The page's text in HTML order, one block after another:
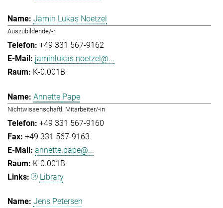
Jamin Lukas Noetzel
Auszubildende/-r
+49 331 567-9162
jaminlukas.noetzel@...
K-0.001B
Annette Pape
Nichtwissenschaftl. Mitarbeiter/-in
+49 331 567-9160
+49 331 567-9163
annette.pape@...
K-0.001B
Library
Jens Petersen